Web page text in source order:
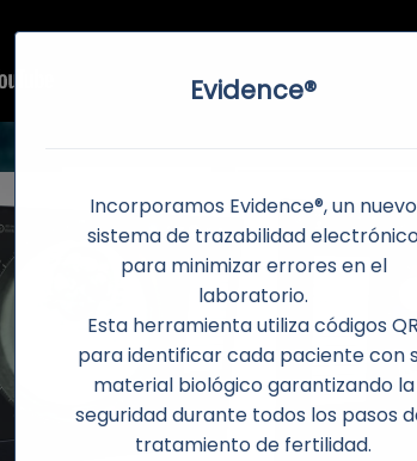
Evidence®
Incorporamos Evidence®, un nuevo
sistema de trazabilidad
para minimizar errores en el
laboratorio.
Esta herramienta utiliza códigos QR
para identificar cada paciente con
material biológico garantizando la
seguridad durante todos los pasos
tratamiento de fertilidad.